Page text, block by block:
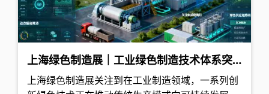
上海绿色制造展｜工业绿色制造技术体系突
破：从数字孪生到循环工艺的可持续发展路
径
上海绿色制造展关注到在工业制造领域，一系列创